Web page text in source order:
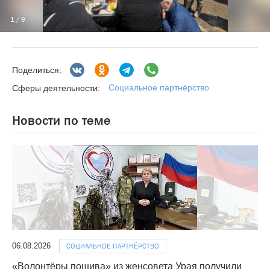
1 / 9
Поделиться:
Сферы деятельности:
Социальное партнёрство
Новости по теме
06.08.2026 СОЦИАЛЬНОЕ ПАРТНЁРСТВО
«Волонтёры пошива» из женсовета Урая получили